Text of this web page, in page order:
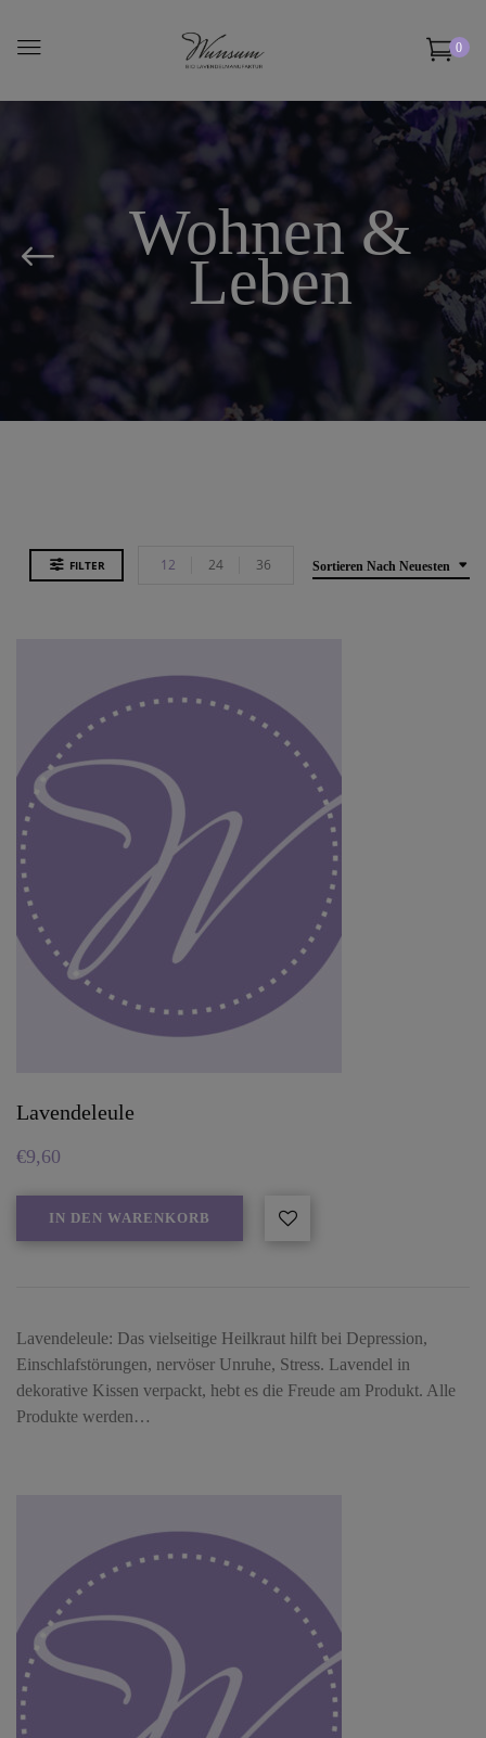
0
Wohnen &
Leben
FILTER Sortieren Nach Neuesten
12 24 36
Lavendeleule
€9,60
IN DEN WARENKORB
Lavendeleule: Das vielseitige Heilkraut hilft bei Depression,
Einschlafstörungen, nervöser Unruhe, Stress. Lavendel in
dekorative Kissen verpackt, hebt es die Freude am Produkt. Alle
Produkte werden…